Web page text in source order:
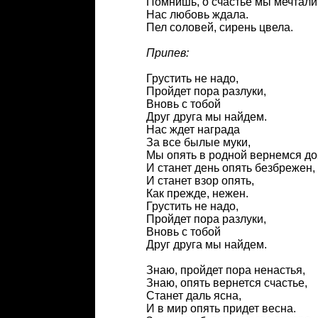
Нас любовь ждала.
Пел соловей, сирень цвела.
Припев:
Грустить не надо,
Пройдет пора разлуки,
Вновь с тобой
Друг друга мы найдем.
Нас ждет награда
За все былые муки,
Мы опять в родной вернемся
И станет день опять безбрежен,
И станет взор опять,
Как прежде, нежен.
Грустить не надо,
Пройдет пора разлуки,
Вновь с тобой
Друг друга мы найдем.
Знаю, пройдет пора ненастья,
Знаю, опять вернется счастье,
Станет даль ясна,
И в мир опять придет весна.